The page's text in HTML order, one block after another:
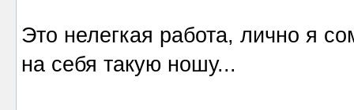
Это нелегкая работа, лично я
на себя такую ношу...